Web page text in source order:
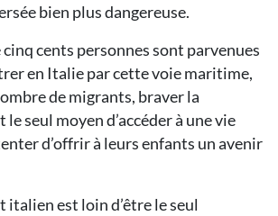
bien plus dangereuse.
cents personnes sont parvenues
en Italie par cette voie maritime,
de migrants, braver la
seul moyen d’accéder à une vie
d’offrir à leurs enfants un avenir
italien est loin d’être le seul